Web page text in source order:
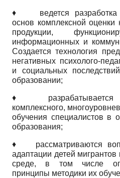
♦ ведется разработка
основ комплексной оценки
продукции,
информационных и
Создается технология
негативных психолого-
и социальных
образовании;
♦
комплексного,
обучения специалистов в
образования;
♦ рассматриваются
адаптации детей мигрантов
среде, в том числе
принципы методики их